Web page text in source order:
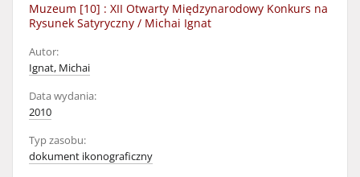
Muzeum [10] : XII Otwarty Międzynarodowy Konkurs na
Rysunek Satyryczny / Michai Ignat
Autor:
Ignat, Michai
Data wydania:
2010
Typ zasobu:
dokument ikonograficzny